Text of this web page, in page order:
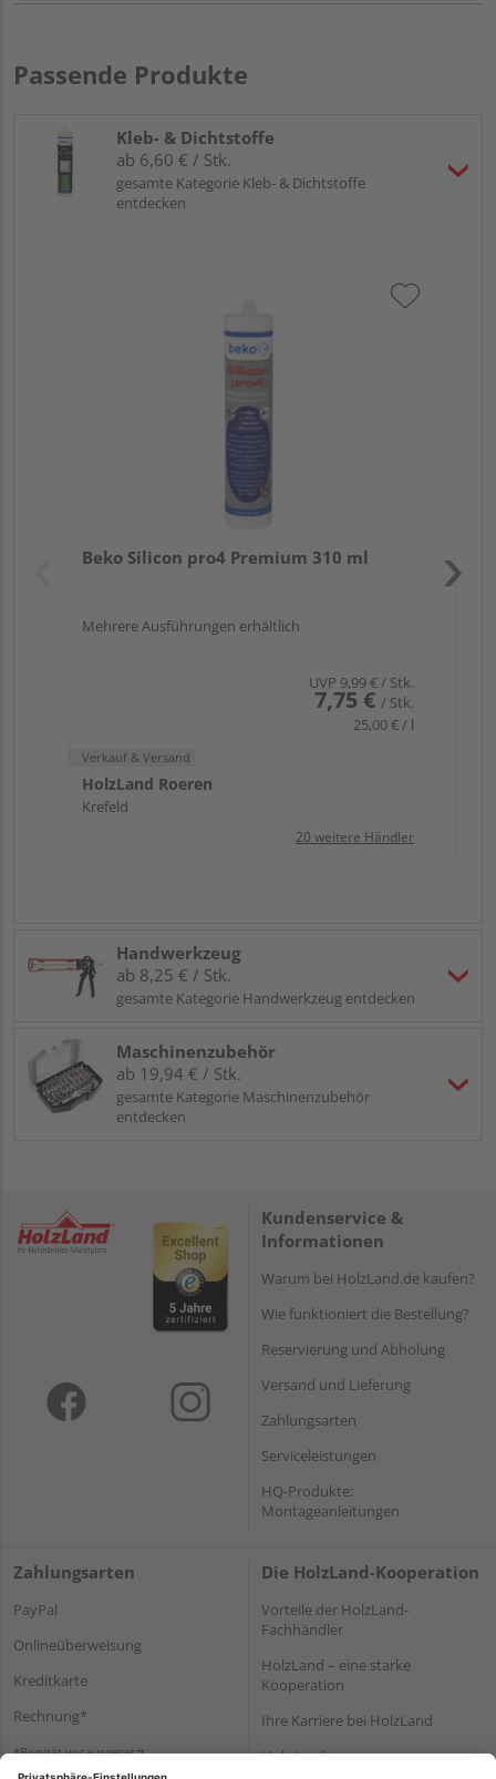
Passende Produkte
Kleb- & Dichtstoffe
ab 6,60 € / Stk.
gesamte Kategorie Kleb- & Dichtstoffe
entdecken
Beko Silicon pro4 Premium 310 ml
Mehrere Ausführungen erhältlich
UVP 9,99 €/ Stk.
7,75 € / Stk.
25,00 € / l
Verkauf & Versand
HolzLand Roeren
Krefeld
20 weitere Händler
Handwerkzeug
ab 8,25 € / Stk.
gesamte Kategorie Handwerkzeug entdecken
Maschinenzubehör
ab 19,94 € / Stk.
gesamte Kategorie Maschinenzubehör
entdecken
Kundenservice &
Informationen
Warum bei HolzLand.de kaufen?
Wie funktioniert die Bestellung?
Reservierung und Abholung
Versand und Lieferung
Zahlungsarten
Serviceleistungen
HQ-Produkte:
Montageanleitungen
Zahlungsarten
PayPal
Onlineüberweisung
Kreditkarte
Rechnung*
*Bonität vorausgesetzt
Die HolzLand-Kooperation
Vorteile der HolzLand-
Fachhändler
HolzLand – eine starke
Kooperation
Ihre Karriere bei HolzLand
Holz-Lexikon